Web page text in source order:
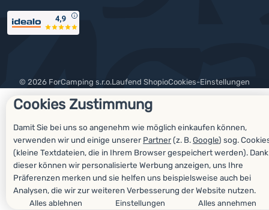
Cookies Zustimmung
Damit Sie bei uns so angenehm wie möglich einkaufen können,
verwenden wir und einige unserer Partner(z. B.Google) sog.
(kleine Textdateien, die in Ihrem Browser gespeichert werden). Dank
dieser können wir personalisierte Werbung anzeigen, uns Ihre
Präferenzen merken und sie helfen uns beispielsweise auch bei
Analysen, die wir zur weiteren Verbesserung der Website nutzen.
Alles ablehnen Einstellungen Alles annehmen
Auszeichnungen
© 2026 ForCamping s.r.o. laufend ShopioCookies-Einstellungen